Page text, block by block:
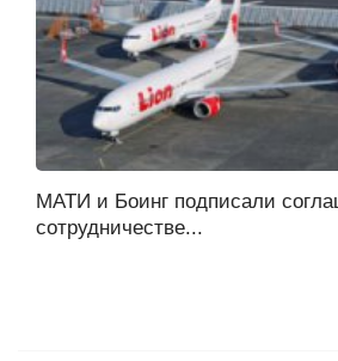
МАТИ и Боинг подписали
сотрудничестве...